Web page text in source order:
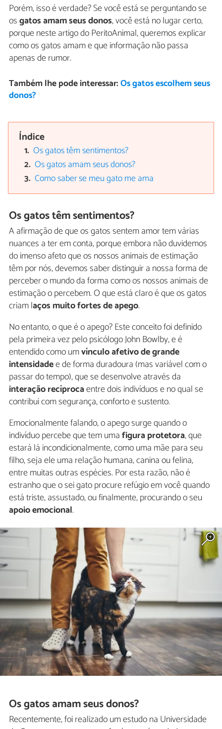
Porém, isso é verdade? Se você está se perguntando se
osgatos amam seus donos, você está no lugar certo,
porque neste artigo do PeritoAnimal, queremos explicar
como os gatos amam e que informação não passa
apenas de rumor.
Também lhe pode interessar:Os gatos escolhem seus
donos?
Índice
Os gatos têm sentimentos?
Os gatos amam seus donos?
Como saber se meu gato me ama
Os gatos têm sentimentos?
A afirmação de que os gatos sentem amor tem várias
nuances a ter em conta, porque embora não duvidemos
do imenso afeto que os nossos animais de estimação
têm por nós, devemos saber distinguir a nossa forma de
perceber o mundo da forma como os nossos animais de
estimação o percebem. O que está claro é que os gatos
criam laços muito fortes de apego.
No entanto, o que é o apego? Este conceito foi definido
pela primeira vez pelo psicólogo John Bowlby, e é
entendido como umvínculo afetivo de grande
intensidadee de forma duradoura (mas variável com o
passar do tempo), que se desenvolve através da
interação recíprocaentre dois indivíduos e no qual se
contribui com segurança, conforto e sustento.
Emocionalmente falando, o apego surge quando o
indivíduo percebe que tem umafigura protetora, que
estará lá incondicionalmente, como uma mãe para seu
filho, seja ele uma relação humana, canina ou felina,
entre muitas outras espécies. Por esta razão, não é
estranho que o sei gato procure refúgio em você quando
está triste, assustado, ou finalmente, procurando o seu
apoio emocional.
Os gatos amam seus donos?
Recentemente, foi realizado um estudo na Universidade